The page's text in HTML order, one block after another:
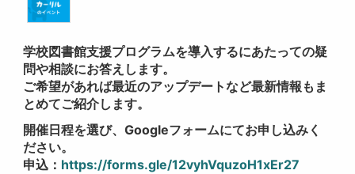
学校図書館支援プログラムを導入するにあたっての疑
問や相談にお答えします。
ご希望があれば最近のアップデートなど最新情報もま
とめてご紹介します。
開催日程を選び、Googleフォームにてお申し込みく
ださい。
申込： https://forms.gle/12vyhVquzoH1xEr27